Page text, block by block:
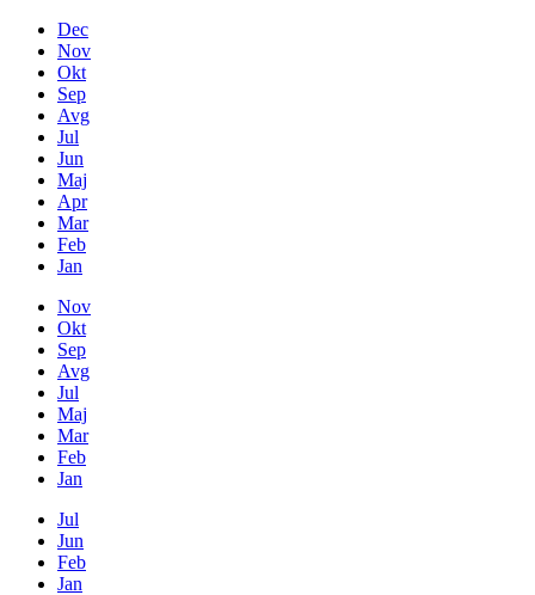
Dec
Nov
Okt
Sep
Avg
Jul
Jun
Maj
Apr
Mar
Feb
Jan
Nov
Okt
Sep
Avg
Jul
Maj
Mar
Feb
Jan
Jul
Jun
Feb
Jan